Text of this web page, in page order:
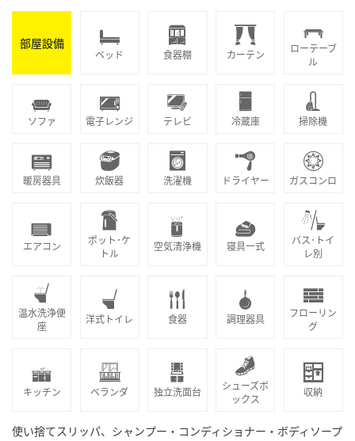
部屋設備
ベッド 食器棚 カーテン
ローテーブ
ル
ソファ 電子レンジ テレビ 冷蔵庫 掃除機
暖房器具 炊飯器 洗濯機 ドライヤー ガスコンロ
エアコン
ポット･ケ
トル
空気清浄機 寝具一式
バス･トイ
レ別
温水洗浄便
座
洋式トイレ 食器 調理器具
フローリン
グ
キッチン ベランダ 独立洗面台
シューズボ
ックス
収納
使い捨てスリッパ、シャンプー・コンディショナー・ボディソープ